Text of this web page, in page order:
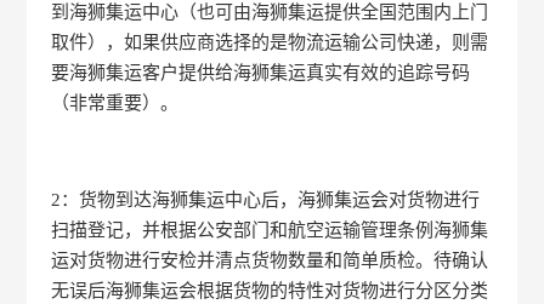
到海狮集运中心（也可由海狮集运提供全国范围内上门
取件），如果供应商选择的是物流运输公司快递，则需
要海狮集运客户提供给海狮集运真实有效的追踪号码
（非常重要）。
2：货物到达海狮集运中心后，海狮集运会对货物进行
扫描登记，并根据公安部门和航空运输管理条例海狮集
运对货物进行安检并清点货物数量和简单质检。待确认
无误后海狮集运会根据货物的特性对货物进行分区分类